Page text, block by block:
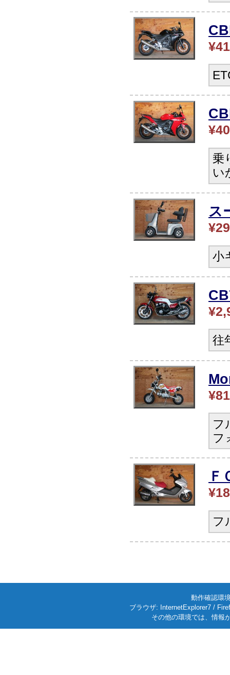
乗
い
ス
小
往
フ
フ
Ｆ
フ
動作確認環
ブラウザ: InternetExplorer7 /
その他の環境では、情報